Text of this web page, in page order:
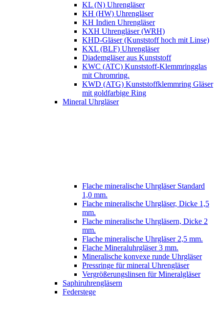
KL (N) Uhrengläser
KH (HW) Uhrengläser
KH Indien Uhrengläser
KXH Uhrengläser (WRH)
KHD-Gläser (Kunststoff hoch mit Linse)
KXL (BLF) Uhrengläser
Diademgläser aus Kunststoff
KWC (ATC) Kunststoff-Klemmringglas
mit Chromring.
KWD (ATG) Kunststoffklemmring Gläser
mit goldfarbige Ring
Mineral Uhrgläser
Flache mineralische Uhrgläser Standard
1,0 mm.
Flache mineralische Uhrgläser, Dicke 1,5
mm.
Flache mineralische Uhrgläsern, Dicke 2
mm.
Flache mineralische Uhrgläser 2,5 mm.
Flache Mineraluhrgläser 3 mm.
Mineralische konvexe runde Uhrgläser
Pressringe für mineral Uhrengläser
Vergrößerungslinsen für Mineralgläser
Saphiruhrengläsern
Federstege